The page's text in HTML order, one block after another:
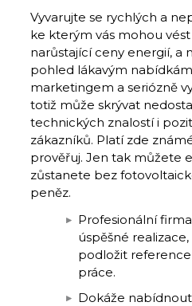
Vyvarujte se rychlých a
ke kterým vás mohou
narůstající ceny energií, a
pohled lákavým
marketingem a seriózně
totiž může skrývat
technických znalostí i
zákazníků. Platí zde
prověřuj. Jen tak můžete
zůstanete bez
peněz.
Profesionální
úspěšné
podložit
práce.
Dokáže